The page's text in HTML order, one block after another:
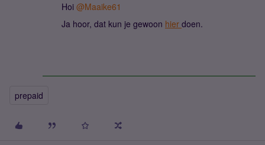
Hoi @Maaike61
Ja hoor, dat kun je gewoon hier doen.
prepaid